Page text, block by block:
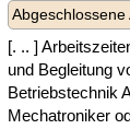
Abgeschlossene
[. .. ]
und Begleitung
Betriebstechnik
Mechatroniker